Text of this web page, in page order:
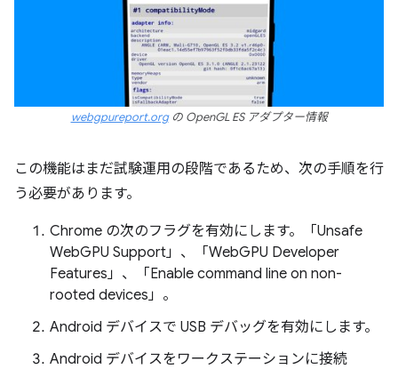
webgpureport.orgの OpenGL ES アダプター情報
この機能はまだ試験運用の段階であるため、次の手順を行
う必要があります。
Chrome の次のフラグを有効にします。「Unsafe
WebGPU Support」、「WebGPU Developer
Features」、「Enable command line on non-
rooted devices」。
Android デバイスで USB デバッグを有効にします。
Android デバイスをワークステーションに接続